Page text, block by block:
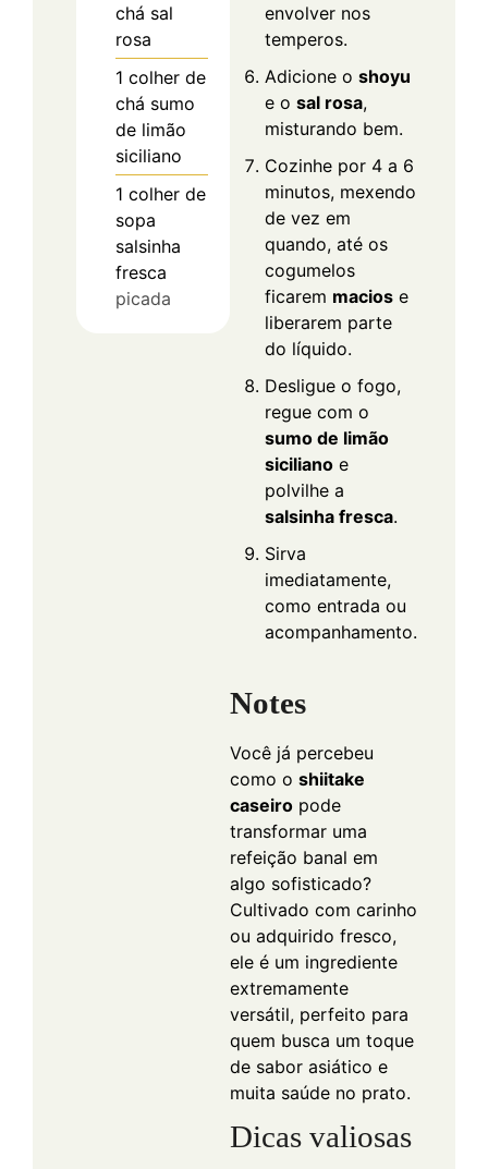
chá sal
rosa
1 colher de
chá sumo
de limão
siciliano
1 colher de
sopa
salsinha
fresca
picada
envolver nos
temperos.
Adicione o shoyu
e o sal rosa,
misturando bem.
Cozinhe por 4 a 6
minutos, mexendo
de vez em
quando, até os
cogumelos
ficarem macios e
liberarem parte
do líquido.
Desligue o fogo,
regue com o
sumo de limão
siciliano e
polvilhe a
salsinha fresca.
Sirva
imediatamente,
como entrada ou
acompanhamento.
Notes
Você já percebeu
como o shiitake
caseiro pode
transformar uma
refeição banal em
algo sofisticado?
Cultivado com carinho
ou adquirido fresco,
ele é um ingrediente
extremamente
versátil, perfeito para
quem busca um toque
de sabor asiático e
muita saúde no prato.
Dicas valiosas